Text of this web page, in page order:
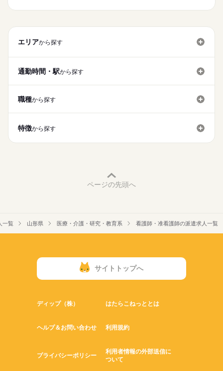
エリアから探す
通勤時間・駅から探す
職種から探す
特徴から探す
ページの先頭へ
一覧 山形県 医療・介護・研究・教育系 看護師・准看護師の派遣求人一覧
サイトトップへ
ディップ（株） はたらこねっととは
ヘルプ＆お問い合わせ 利用規約
プライバシーポリシー
利用者情報の外部送信に
ついて